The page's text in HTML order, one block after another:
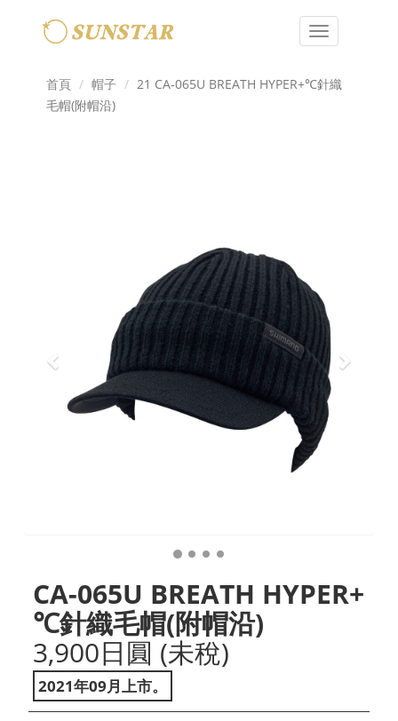
Toggle
首頁
帽子
21 CA-065U BREATH HYPER+℃針織
毛帽(附帽沿)
CA-065U BREATH HYPER+
℃針織毛帽(附帽沿)
3,900日圓 (未稅)
2021年09月上市。